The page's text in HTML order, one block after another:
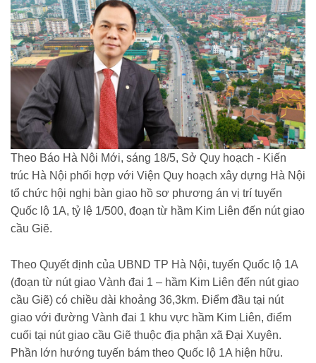
Theo Báo Hà Nội Mới, sáng 18/5, Sở Quy hoạch - Kiến
trúc Hà Nội phối hợp với Viện Quy hoạch xây dựng Hà Nội
tổ chức hội nghị bàn giao hồ sơ phương án vị trí tuyến
Quốc lộ 1A, tỷ lệ 1/500, đoạn từ hầm Kim Liên đến nút giao
cầu Giẽ.
Theo Quyết định của UBND TP Hà Nội, tuyến Quốc lộ 1A
(đoạn từ nút giao Vành đai 1 – hầm Kim Liên đến nút giao
cầu Giẽ) có chiều dài khoảng 36,3km. Điểm đầu tại nút
giao với đường Vành đai 1 khu vực hầm Kim Liên, điểm
cuối tại nút giao cầu Giẽ thuộc địa phận xã Đại Xuyên.
Phần lớn hướng tuyến bám theo Quốc lộ 1A hiện hữu.